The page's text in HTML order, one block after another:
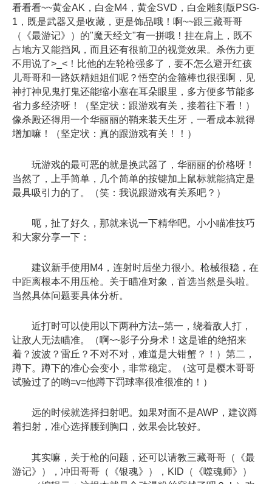
看看看~~黄金AK，白金M4，黄金SVD，白金雕刻版PSG-
1，既是武器又是收藏，更是饰品哦！啊~~跟三藏哥哥
（《最游记》）的"魔天经文"有一拼哦！挂在肩上，既不
占地方又能挡风，而且还有很前卫的视觉效果。杀伤力更
不用说了>_<！比他的左轮枪强多了，要不怎么避开红孩
儿哥哥和一路妖精姐姐们呢？悟空的金箍棒也很强啊，见
神打神见鬼打鬼还能缩小塞在耳朵眼里，多方便多节能多
省力多经济呀！（坚定状：跟游戏有关，接着往下看！）
像杀殿还得用一个华丽丽的鞘来装天生牙，一看成本就得
增加嘛！（坚定状：真的跟游戏有关！！）
玩游戏的最可恶的就是换武器了，华丽丽的价格呀！
当然了，上手简单，几个简单的按键加上鼠标就能搞定是
最具吸引力的了。（笑：我说跟游戏有关系吧？）
呃，扯了好久，那就来说一下精华吧。小小瞄准技巧
和大家分享一下：
建议新手使用M4，连射时后坐力很小。枪械很稳，在
中距离根本不用压枪。关于瞄准对象，首选当然是头啦。
当然具体问题要具体分析。
近打时可以使用以下两种方法--第一，绕着敌人打，
让敌人无法瞄准。（啊~~影子分身术！这是谁的绝招来
着？波波？雷丘？不对不对，难道是大钳蟹？！）第二，
蹲下。蹲下的准心会变小，非常稳定。（这可是樱木哥哥
试验过了的哟=v=他蹲下罚球率很准很准的！）
远的时候就选择扫射吧。如果对面不是AWP，建议蹲
着扫射，准心选择腰到胸口，效果会比较好。
其实嘛，关于枪的问题，还可以请教三藏哥哥（《最
游记》），冲田哥哥（《银魂》），KID（《噬魂师》）